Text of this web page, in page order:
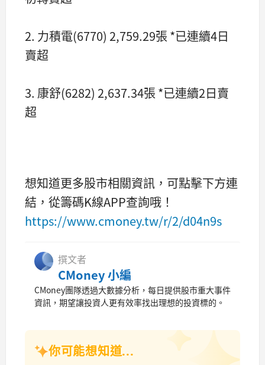
2. 力積電(6770) 2,759.29張 *已連續4日
賣超
3. 康舒(6282) 2,637.34張 *已連續2日賣
超
想知道更多股市相關資訊，可點擊下方連
結，從籌碼K線APP查詢哦！
https://www.cmoney.tw/r/2/d04n9s
撰文者
CMoney 小編
CMoney團隊透過大數據分析，每日提供股市重大事件
資訊，期望讓投資人更有效率找出理想的投資標的。
你可能想知道...